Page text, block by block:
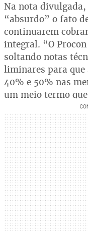
Na nota
“absurdo” o fato
continuarem
integral. “O
soltando notas
liminares para que
40% e 50% nas
um meio termo